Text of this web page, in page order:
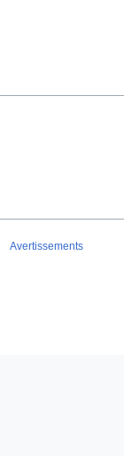
Avertissements